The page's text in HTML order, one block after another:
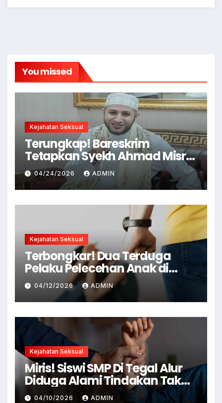
You missed
Kejahatan Seksual
Terungkap! Bareskrim
Tetapkan Syekh Ahmad Misry
Tersangka, Kasus Dugaan
Pelecehan Seksual
04/24/2026 ADMIN
Kejahatan Seksual
Terbongkar! Dua Terduga
Pelaku Pelecehan Anak di
Cianjur Ditangkap Polisi
04/12/2026 ADMIN
Kejahatan Seksual
Miris! Siswi SMP Di Tegal Alur
Diduga Alami Tindakan Tak
Senonoh Di Sekolah
04/10/2026 ADMIN